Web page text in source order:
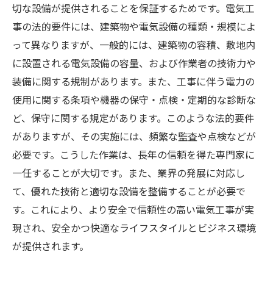
切な設備が提供されることを保証するためです。電気工
事の法的要件には、建築物や電気設備の種類・規模によ
って異なりますが、一般的には、建築物の容積、敷地内
に設置される電気設備の容量、および作業者の技術力や
装備に関する規制があります。また、工事に伴う電力の
使用に関する条項や機器の保守・点検・定期的な診断な
ど、保守に関する規定があります。このような法的要件
がありますが、その実施には、頻繁な監査や点検などが
必要です。こうした作業は、長年の信頼を得た専門家に
一任することが大切です。また、業界の発展に対応し
て、優れた技術と適切な設備を整備することが必要で
す。これにより、より安全で信頼性の高い電気工事が実
現され、安全かつ快適なライフスタイルとビジネス環境
が提供されます。